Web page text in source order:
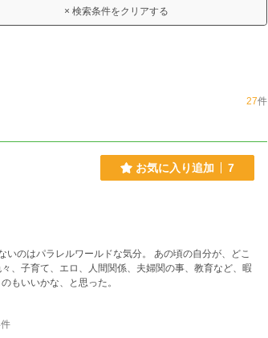
× 検索条件をクリアする
27件
お気に入り追加 7
のはパラレルワールドな気分。 あの頃の自分が、どこ
おくのもいいかな、と思った。